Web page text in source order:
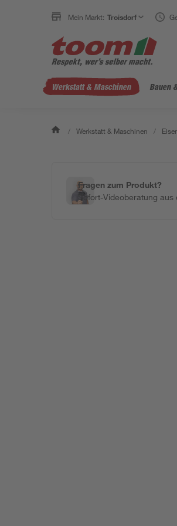
Mein Markt: Troisdorf
Werkstatt & Maschinen Bauen
/ Werkstatt & Maschinen /
Fragen zum Produkt?
Sofort-Videoberatung